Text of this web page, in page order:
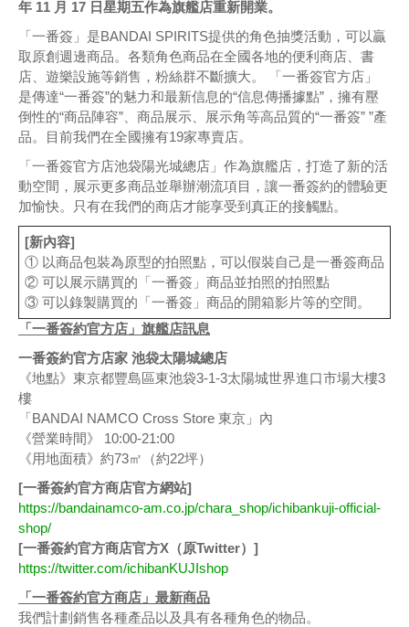
年 11 月 17 日星期五作為旗艦店重新開業。
「一番簽」是BANDAI SPIRITS提供的角色抽獎活動，可以贏
取原創週邊商品。各類角色商品在全國各地的便利商店、書
店、遊樂設施等銷售，粉絲群不斷擴大。 「一番簽官方店」
是傳達“一番簽”的魅力和最新信息的“信息傳播據點”，擁有壓
倒性的“商品陣容”、商品展示、展示角等高品質的“一番簽” ”產
品。目前我們在全國擁有19家專賣店。
「一番簽官方店池袋陽光城總店」作為旗艦店，打造了新的活
動空間，展示更多商品並舉辦潮流項目，讓一番簽約的體驗更
加愉快。只有在我們的商店才能享受到真正的接觸點。
[新內容]
① 以商品包裝為原型的拍照點，可以假裝自己是一番簽商品
② 可以展示購買的「一番簽」商品並拍照的拍照點
③ 可以錄製購買的「一番簽」商品的開箱影片等的空間。
「一番簽約官方店」旗艦店訊息
一番簽約官方店家 池袋太陽城總店
《地點》東京都豐島區東池袋3-1-3太陽城世界進口市場大樓3
樓
「BANDAI NAMCO Cross Store 東京」內
《營業時間》 10:00-21:00
《用地面積》約73㎡（約22坪）
[一番簽約官方商店官方網站]
https://bandainamco-am.co.jp/chara_shop/ichibankuji-official-
shop/
[一番簽約官方商店官方X（原Twitter）]
https://twitter.com/ichibanKUJIshop
「一番簽約官方商店」最新商品
我們計劃銷售各種產品以及具有各種角色的物品。